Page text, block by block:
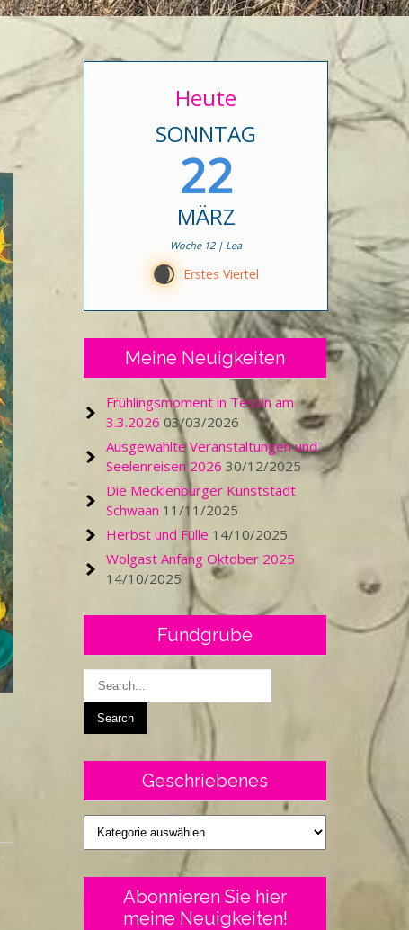
Heute
SONNTAG
22
MÄRZ
Woche 12 | Lea
D Erstes Viertel
Meine Neuigkeiten
Frühlingsmoment in Tessin am
3.3.2026 03/03/2026
Ausgewählte Veranstaltungen und
Seelenreisen 2026 30/12/2025
Die Mecklenburger Kunststadt
Schwaan 11/11/2025
Herbst und Fülle 14/10/2025
Wolgast Anfang Oktober 2025
14/10/2025
Fundgrube
Geschriebenes
Geschriebenes
Abonnieren Sie hier
meine Neuigkeiten!